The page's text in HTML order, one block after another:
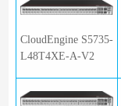
CloudEngine S5735-
L48T4XE-A-V2